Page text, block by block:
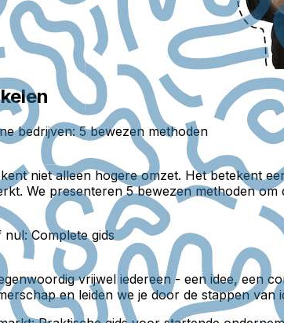
bedrijven: 5 bewezen methoden
niet alleen hogere omzet. Het betekent
We presenteren 5 bewezen methoden
Complete gids
vrijwel iedereen - een idee, een
en leiden we je door de stappen van